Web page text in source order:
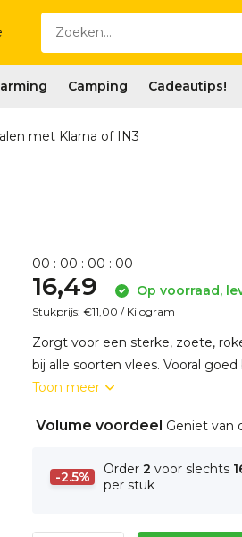
Camping Cadeautips!
met Klarna of IN3
00 : 00 : 00 : 00
16,49 Op voorraad,
Stukprijs:€11,00 / Kilogram
Zorgt voor een sterke, zoete,
bij alle soorten vlees. Vooral goed
Toon meer
Volume voordeel Geniet van
-2.5% Order2 voor slechts
per stuk